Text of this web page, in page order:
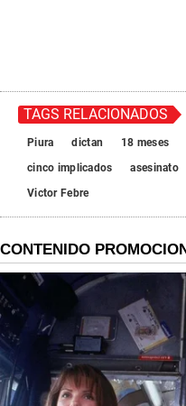
TAGS RELACIONADOS
Piura dictan 18 meses
cinco implicados
asesinato
Victor Febre